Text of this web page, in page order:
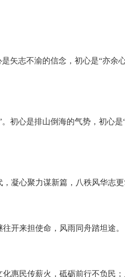
矢志不渝的信念，初心是“亦余
初心是排山倒海的气势，初心是
凝心聚力谋新篇，八秩风华志更
开来担使命，风雨同舟踏坦途。
惠民传薪火，砥砺前行不负民